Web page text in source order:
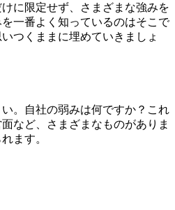
に限定せず、さまざまな強みを
一番よく知っているのはそこで
つくままに埋めていきましょ
。自社の弱みは何ですか？これ
など、さまざまなものがありま
ます。